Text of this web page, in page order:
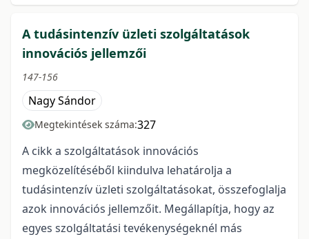
A tudásintenzív üzleti szolgáltatások
innovációs jellemzői
147-156
Nagy Sándor
Megtekintések száma:327
A cikk a szolgáltatások innovációs
megközelítéséből kiindulva lehatárolja a
tudásintenzív üzleti szolgáltatásokat, összefoglalja
azok innovációs jellemzőit. Megállapítja, hogy az
egyes szolgáltatási tevékenységeknél más